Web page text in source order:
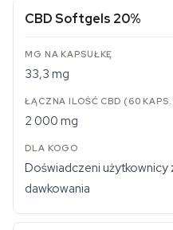
CBD Softgels 20%
33,3 mg
2 000 mg
Doświadczeni użytkownicy
dawkowania